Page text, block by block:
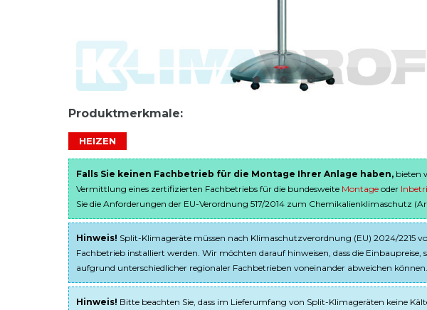
Produktmerkmale:
HEIZEN
Falls Sie keinen Fachbetrieb für die Montage Ihrer Anlage haben, bieten
Vermittlung eines zertifizierten Fachbetriebs für die bundesweite Montage oder
Sie die Anforderungen der EU-Verordnung 517/2014 zum Chemikalienklimaschutz (Art.
Hinweis! Split-Klimageräte müssen nach Klimaschutzverordnung (EU) 2024/2215
Fachbetrieb installiert werden. Wir möchten darauf hinweisen, dass die Einbaupreise,
aufgrund unterschiedlicher regionaler Fachbetrieben voneinander abweichen können.
Hinweis! Bitte beachten Sie, dass im Lieferumfang von Split-Klimageräten keine